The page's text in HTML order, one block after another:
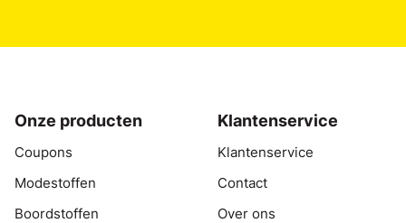
Onze producten
Coupons
Modestoffen
Boordstoffen
Klantenservice
Klantenservice
Contact
Over ons